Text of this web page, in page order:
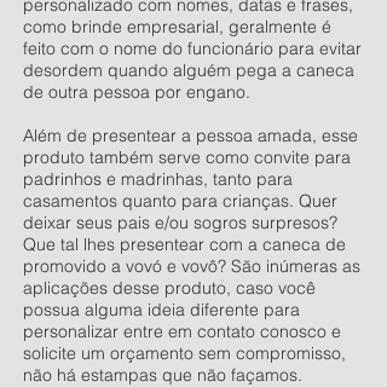
personalizado com nomes, datas e frases,
como brinde empresarial, geralmente é
feito com o nome do funcionário para evitar
desordem quando alguém pega a caneca
de outra pessoa por engano.
Além de presentear a pessoa amada, esse
produto também serve como convite para
padrinhos e madrinhas, tanto para
casamentos quanto para crianças. Quer
deixar seus pais e/ou sogros surpresos?
Que tal lhes presentear com a caneca de
promovido a vovó e vovô? São inúmeras as
aplicações desse produto, caso você
possua alguma ideia diferente para
personalizar entre em contato conosco e
solicite um orçamento sem compromisso,
não há estampas que não façamos.